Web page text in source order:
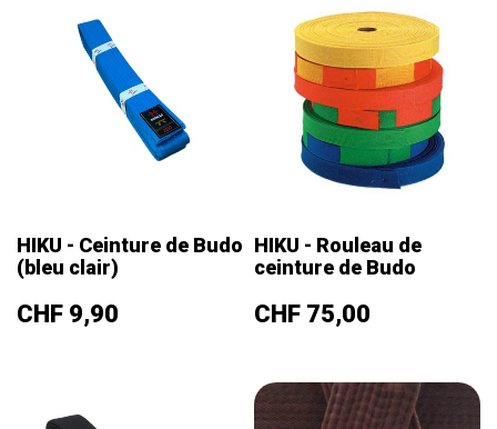
HIKU - Ceinture de Budo
(bleu clair)
Prix
CHF 9,90
HIKU - Rouleau de
ceinture de Budo
Prix
CHF 75,00